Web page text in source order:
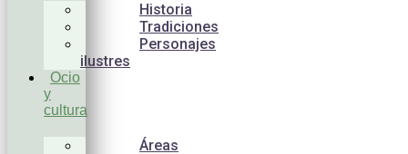
Historia
Tradiciones
Personajes
ilustres
Ocio
y
cultura
Áreas